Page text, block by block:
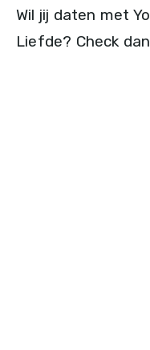
Wil jij daten met
Liefde? Check